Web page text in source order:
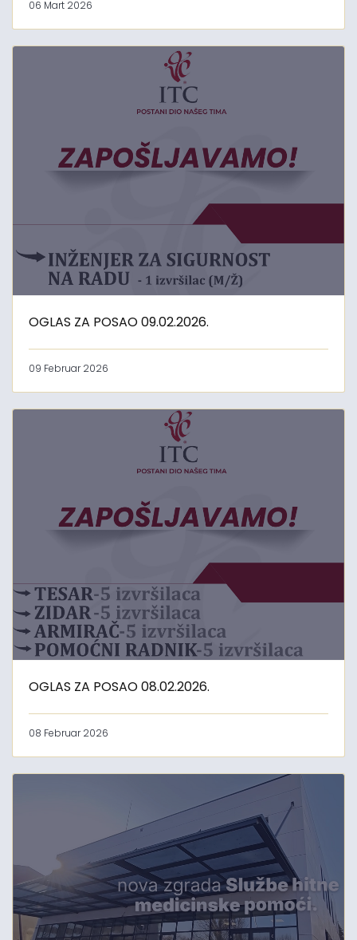
06 Mart 2026
OGLAS ZA POSAO 09.02.2026.
09 Februar 2026
OGLAS ZA POSAO 08.02.2026.
08 Februar 2026